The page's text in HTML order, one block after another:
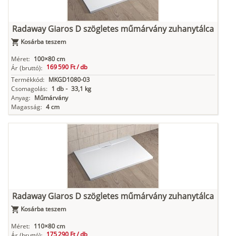
Radaway Giaros D szögletes műmárvány zuhanytálca
Kosárba teszem
Méret: 100×80 cm
Ár (bruttó): 169 590 Ft /db
Termékkód: MKGD1080-03
Csomagolás: 1 db - 33,1 kg
Anyag: Műmárvány
Magasság: 4 cm
Radaway Giaros D szögletes műmárvány zuhanytálca
Kosárba teszem
Méret: 110×80 cm